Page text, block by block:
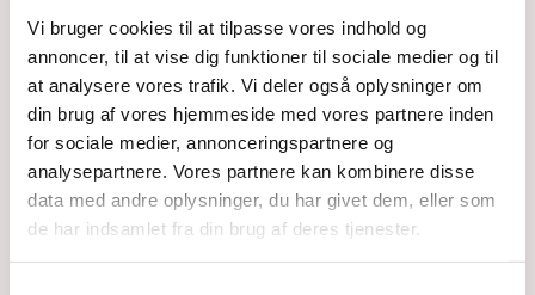
Vi bruger cookies til at tilpasse vores indhold og
annoncer, til at vise dig funktioner til sociale medier og til
at analysere vores trafik. Vi deler også oplysninger om
din brug af vores hjemmeside med vores partnere inden
for sociale medier, annonceringspartnere og
analysepartnere. Vores partnere kan kombinere disse
data med andre oplysninger, du har givet dem, eller som
de har indsamlet fra din brug af deres tjenester.
Polerede Krystaller
Sommerfugle og kvindekroppe
Søheste, delfiner, fisk og skildpadder
Måner, stjerner og kuber
Kranier og græskar
Gua Sha og Worrystone
Lommesten
Palmstone
Tårne